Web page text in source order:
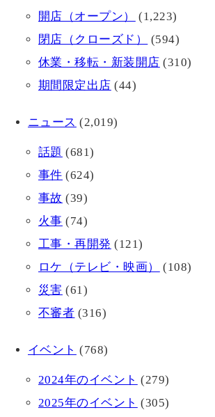
開店（オープン）
(1,223)
閉店（クローズド）
(594)
休業・移転・新装開店 (310)
期間限定出店 (44)
ニュース (2,019)
話題 (681)
事件 (624)
事故 (39)
火事 (74)
工事・再開発 (121)
ロケ（テレビ・映画）
(108)
災害 (61)
不審者 (316)
イベント (768)
2024年のイベント (279)
2025年のイベント (305)